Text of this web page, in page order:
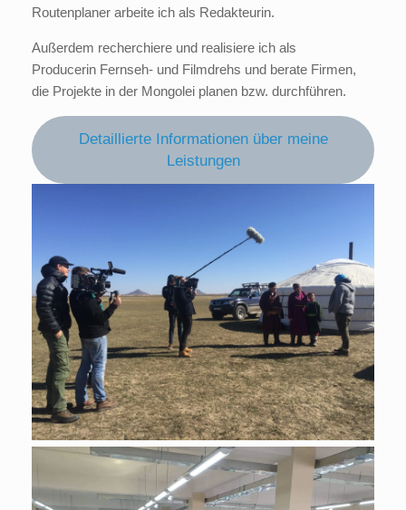
Routenplaner arbeite ich als Redakteurin.
Außerdem recherchiere und realisiere ich als
Producerin Fernseh- und Filmdrehs und berate Firmen,
die Projekte in der Mongolei planen bzw. durchführen.
Detaillierte Informationen über meine
Leistungen